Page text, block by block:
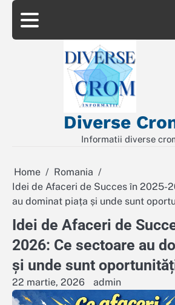
Skip
content
Diverse
Informatii diverse
Home
Romania
Idei de Afaceri de Succes în 2025-
au dominat piața și unde sunt
Idei de Afaceri de
2026: Ce sectoare au
și unde sunt
22 martie, 2026 admin